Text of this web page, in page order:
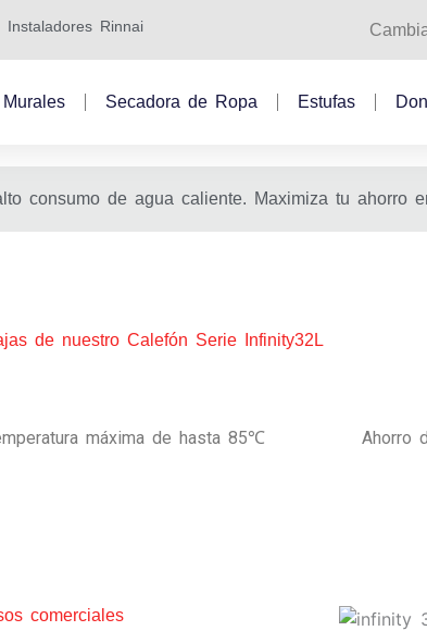
Instaladores Rinnai
Secadora de Ropa Estufas
consumo de agua caliente. Maximiza tu ahorro
de nuestro Calefón Serie Infinity32L
máxima de hasta 85℃ Ahorro
comerciales